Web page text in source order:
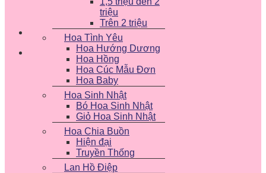
triệu
Trên 2 triệu
Hoa Tình Yêu
Hoa Hướng Dương
Hoa Hồng
Hoa Cúc Mẫu Đơn
Hoa Baby
Hoa Sinh Nhật
Bó Hoa Sinh Nhật
Giỏ Hoa Sinh Nhật
Hoa Chia Buồn
Hiện đại
Truyền Thống
Lan Hồ Điệp